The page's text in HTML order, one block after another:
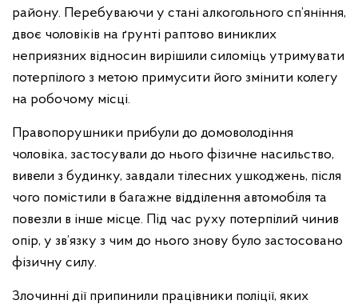
району. Перебуваючи у стані алкогольного сп’яніння,
двоє чоловіків на ґрунті раптово виниклих
неприязних відносин вирішили силоміць утримувати
потерпілого з метою примусити його змінити колегу
на робочому місці.
Правопорушники прибули до домоволодіння
чоловіка, застосували до нього фізичне насильство,
вивели з будинку, завдали тілесних ушкоджень, після
чого помістили в багажне відділення автомобіля та
повезли в інше місце. Під час руху потерпілий чинив
опір, у зв’язку з чим до нього знову було застосовано
фізичну силу.
Злочинні дії припинили працівники поліції, яких